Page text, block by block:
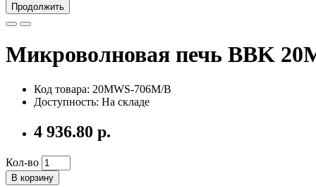
Продолжить
Микроволновая печь BBK
Код товара: 20MWS-706M/B
Доступность: На складе
4 936.80 р.
Кол-во
В корзину